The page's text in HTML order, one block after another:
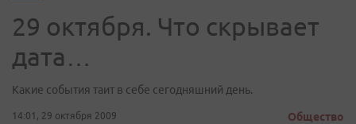
29 октября. Что скрывает
дата…
Какие события таит в себе сегодняшний день.
14:01, 29 октября 2009 Общество